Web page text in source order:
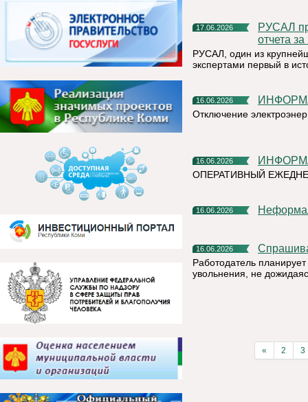
17.06.2026
РУСАЛ провел общественно-экспертные заверения Единого
отчета
РУСАЛ, один из
экспертами первый в
16.06.2026
Отключение
16.06.2026
ОПЕРАТИВНЫЙ
16.06.2026
16.06.2026
Работодатель
увольнения, не
« 2 3